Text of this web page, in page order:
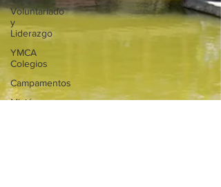
Voluntariado
y
Liderazgo
YMCA
Colegios
Campamentos
Misión